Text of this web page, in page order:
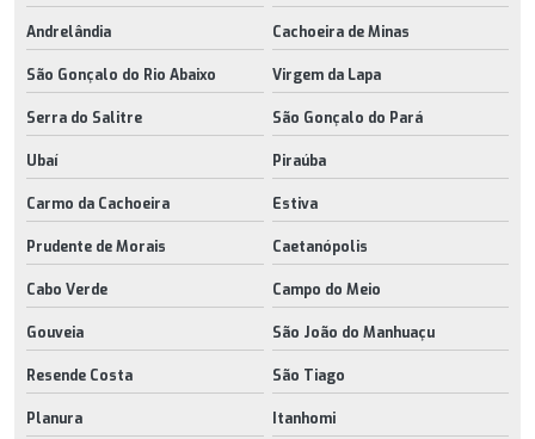
Andrelândia Cachoeira de Minas
São Gonçalo do Rio Abaixo Virgem da Lapa
Serra do Salitre São Gonçalo do Pará
Ubaí Piraúba
Carmo da Cachoeira Estiva
Prudente de Morais Caetanópolis
Cabo Verde Campo do Meio
Gouveia São João do Manhuaçu
Resende Costa São Tiago
Planura Itanhomi